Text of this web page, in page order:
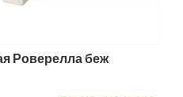
Роверелла беж